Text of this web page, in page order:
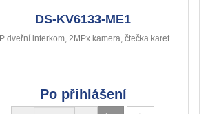
DS-KV6133-ME1
IP dveřní interkom, 2MPx kamera, čtečka karet
Po přihlášení